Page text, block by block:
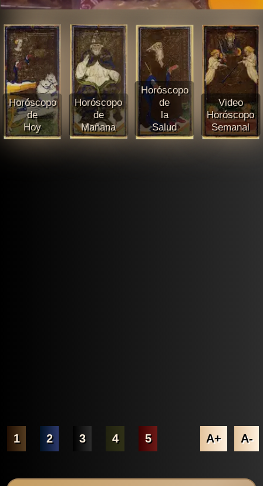
Horóscopo
de
Hoy
Horóscopo
de
Mañana
Horóscopo
de
la
Salud
Video
Horóscopo
Semanal
1 2 3 4 5 A+ A-